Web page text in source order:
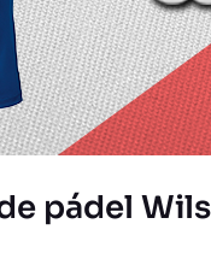
pádel